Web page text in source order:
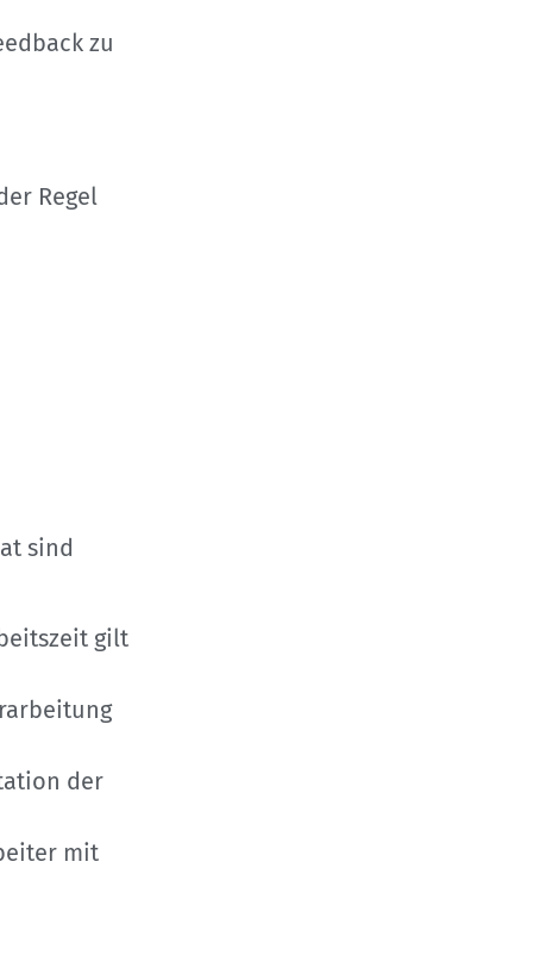
zu
Regel
sind
gilt
der
mit